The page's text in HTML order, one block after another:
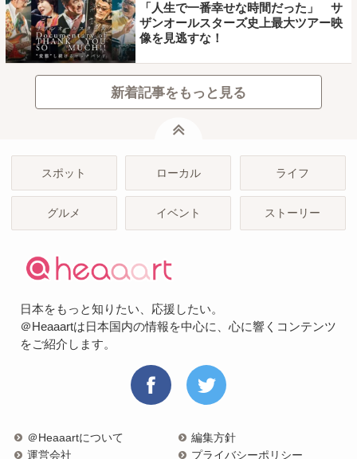
「人生で一番幸せな時間だった」 サ
ザンオールスターズ史上最大ツアー映
像を見逃すな！
新着記事をもっと見る
スポット ローカル ライフ
グルメ イベント ストーリー
日本をもっと知りたい、応援したい。
＠Heaaartは日本国内の情報を中心に、心に響くコンテンツ
をご紹介します。
＠Heaaartについて
編集方針
運営会社
プライバシーポリシー